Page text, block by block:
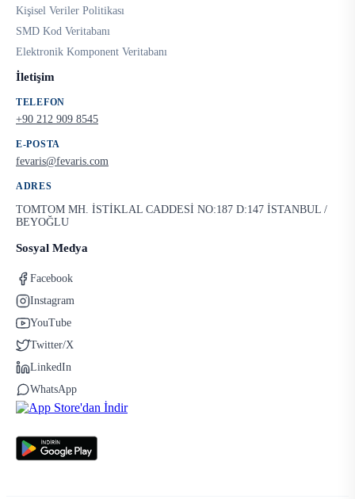
Kişisel Veriler Politikası
SMD Kod Veritabanı
Elektronik Komponent Veritabanı
İletişim
TELEFON
+90 212 909 8545
E-POSTA
fevaris@fevaris.com
ADRES
TOMTOM MH. İSTİKLAL CADDESİ NO:187 D:147 İSTANBUL /
BEYOĞLU
Sosyal Medya
Facebook
Instagram
YouTube
Twitter/X
LinkedIn
WhatsApp